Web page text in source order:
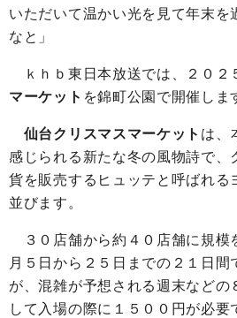
いただいて温かい光を見て年末を
なと」
ｋｈｂ東日本放送では、２０２
マーケット を錦町公園で開催しま
仙台クリスマスマーケット は、
感じられる新たな冬の風物詩で、
貨を販売するヒュッテと呼ばれる
並びます。
３０店舗から約４０店舗に規模
月５日から２５日までの２１日間
が、混雑が予想される週末などの
して入場の際に１５００円が必要